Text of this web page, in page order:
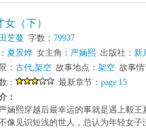
女（下）
田芝蔓 字数： 79937
夏景烨 女主角： 严婳熙 出版社： 新
： 古代,架空 故事地点： 架空 故事
：
最新章节： page 15
：
穿越后最幸运的事就是遇上毅王
见识短浅的世人，总认为年轻女子